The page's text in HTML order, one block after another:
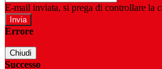
E-mail inviata, si prega di controllare la
Errore
Chiudi
Successo